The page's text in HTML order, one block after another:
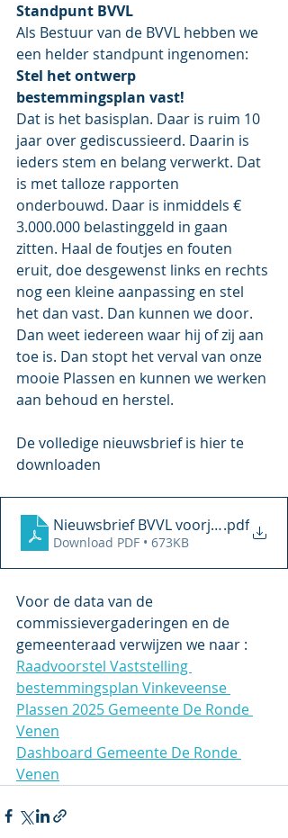
Standpunt BVVL
Als Bestuur van de BVVL hebben we
een helder standpunt ingenomen:
Stel het ontwerp
bestemmingsplan vast!
Dat is het basisplan. Daar is ruim 10
jaar over gediscussieerd. Daarin is
ieders stem en belang verwerkt. Dat
is met talloze rapporten
onderbouwd. Daar is inmiddels €
3.000.000 belastinggeld in gaan
zitten. Haal de foutjes en fouten
eruit, doe desgewenst links en rechts
nog een kleine aanpassing en stel
het dan vast. Dan kunnen we door.
Dan weet iedereen waar hij of zij aan
toe is. Dan stopt het verval van onze
mooie Plassen en kunnen we werken
aan behoud en herstel.
De volledige nieuwsbrief is hier te
downloaden
Nieuwsbrief BVVL voorjaar 2025
.pdf
Download PDF • 673KB
Voor de data van de
commissievergaderingen en de
gemeenteraad verwijzen we naar :
Raadvoorstel Vaststelling
bestemmingsplan Vinkeveense
Plassen 2025 Gemeente De Ronde
Venen
Dashboard Gemeente De Ronde
Venen